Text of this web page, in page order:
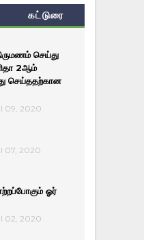
கட்டுரை
செய்து
2ஆம்
செய்ததற்கான
09, 2020
07, 2020
ஓர்
02, 2020